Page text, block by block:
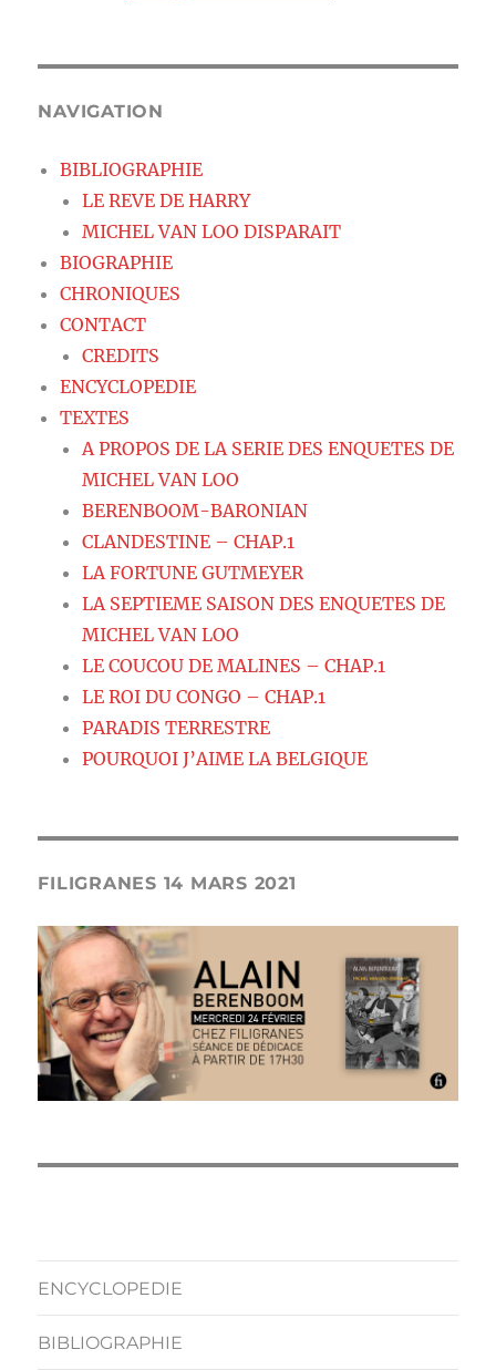
NAVIGATION
BIBLIOGRAPHIE
LE REVE DE HARRY
MICHEL VAN LOO DISPARAIT
BIOGRAPHIE
CHRONIQUES
CONTACT
CREDITS
ENCYCLOPEDIE
TEXTES
A PROPOS DE LA SERIE DES ENQUETES DE
MICHEL VAN LOO
BERENBOOM-BARONIAN
CLANDESTINE – CHAP.1
LA FORTUNE GUTMEYER
LA SEPTIEME SAISON DES ENQUETES DE
MICHEL VAN LOO
LE COUCOU DE MALINES – CHAP.1
LE ROI DU CONGO – CHAP.1
PARADIS TERRESTRE
POURQUOI J’AIME LA BELGIQUE
FILIGRANES 14 MARS 2021
ENCYCLOPEDIE
BIBLIOGRAPHIE